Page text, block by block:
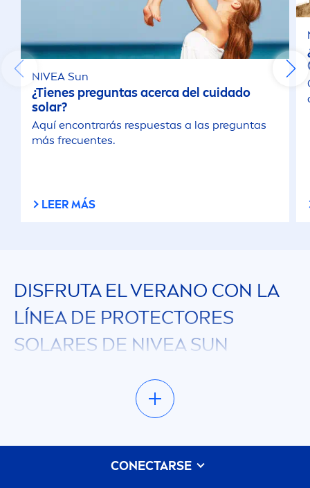
NIVEA Sun
¿Tienes preguntas acerca del cuidado
solar?
Aquí encontrarás respuestas a las preguntas
más frecuentes.
LEER MÁS
DISFRUTA EL VERANO CON LA
LÍNEA DE PROTECTORES
SOLARES DE NIVEA SUN
Cuando hablamos del verano, a todos nos
gustaría pasarla bien bajo el sol. En este sitio
descubrirás la línea completa de productos
tratar la piel sensible o potenciar ese lindo
CONECTARSE